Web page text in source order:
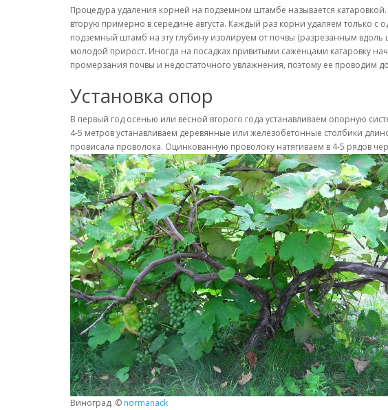
Процедура удаления корней на подземном штамбе называется
вторую примерно в середине августа. Каждый раз корни удаляем только
подземный штамб на эту глубину изолируем от почвы (разрезанным
молодой прирост. Иногда на посадках привитыми саженцами катаровку
промерзания почвы и недостаточного увлажнения, поэтому ее проводим
Установка опор
В первый год осенью или весной второго года устанавливаем опорную
4-5 метров устанавливаем деревянные или железобетонные столбики
провисала проволока. Оцинкованную проволоку натягиваем в 4-5 рядов
Виноград. © normanack